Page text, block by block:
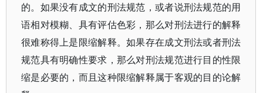
的。如果没有成文的刑法规范，或者说刑法规范的用
语相对模糊、具有评估色彩，那么对刑法进行的解释
很难称得上是限缩解释。如果存在成文刑法或者刑法
规范具有明确性要求，那么对刑法规范进行目的性限
缩是必要的，而且这种限缩解释属于客观的目的论解